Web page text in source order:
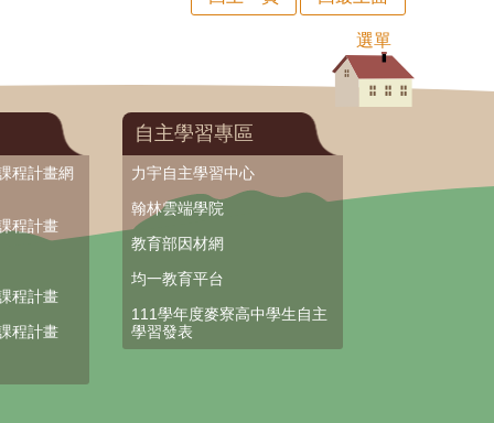
選單
程計畫網
程計畫
程計畫
程計畫
自主學習專區
力宇自主學習中心
翰林雲端學院
教育部因材網
均一教育平台
111學年度麥寮高中學生自主
學習發表